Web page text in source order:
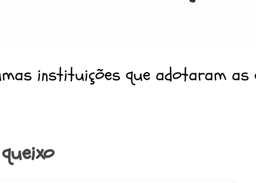
instituições que adotaram